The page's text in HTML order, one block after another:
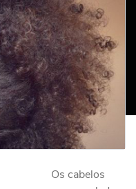
Os cabelos